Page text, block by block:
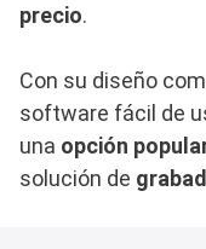
precio.
Con su diseño
software fácil de
una opción
solución de